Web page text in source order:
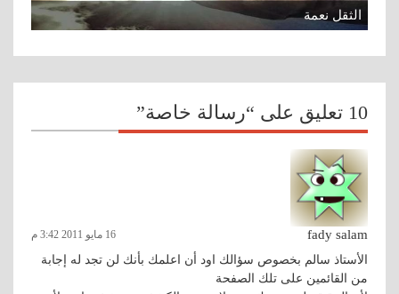
الثقل نعمة
10 تعليق على “رسالة خاصة”
fady salam 16 مايو 2011 3:42 م
الأستاذ سالم بخصوص سؤالك اود أن اعلمك بأنك لن تجد له إجابة
من القائمين على تلك الصفحة